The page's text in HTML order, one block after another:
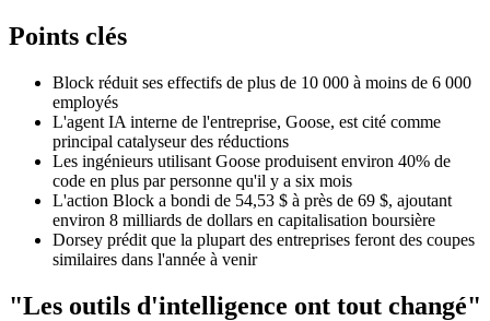
Points clés
Block réduit ses effectifs de plus de 10 000 à moins de 6 000
employés
L'agent IA interne de l'entreprise, Goose, est cité comme
principal catalyseur des réductions
Les ingénieurs utilisant Goose produisent environ 40% de
code en plus par personne qu'il y a six mois
L'action Block a bondi de 54,53 $ à près de 69 $, ajoutant
environ 8 milliards de dollars en capitalisation boursière
Dorsey prédit que la plupart des entreprises feront des coupes
similaires dans l'année à venir
"Les outils d'intelligence ont tout changé"